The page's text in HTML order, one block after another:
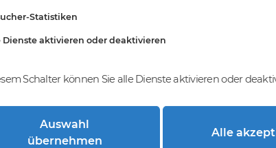
bei DomainCatcher?
Statistiken
Dienste aktivieren oder deaktivieren
Schalter können Sie alle Dienste aktivieren oder
Auswahl
übernehmen
Alle